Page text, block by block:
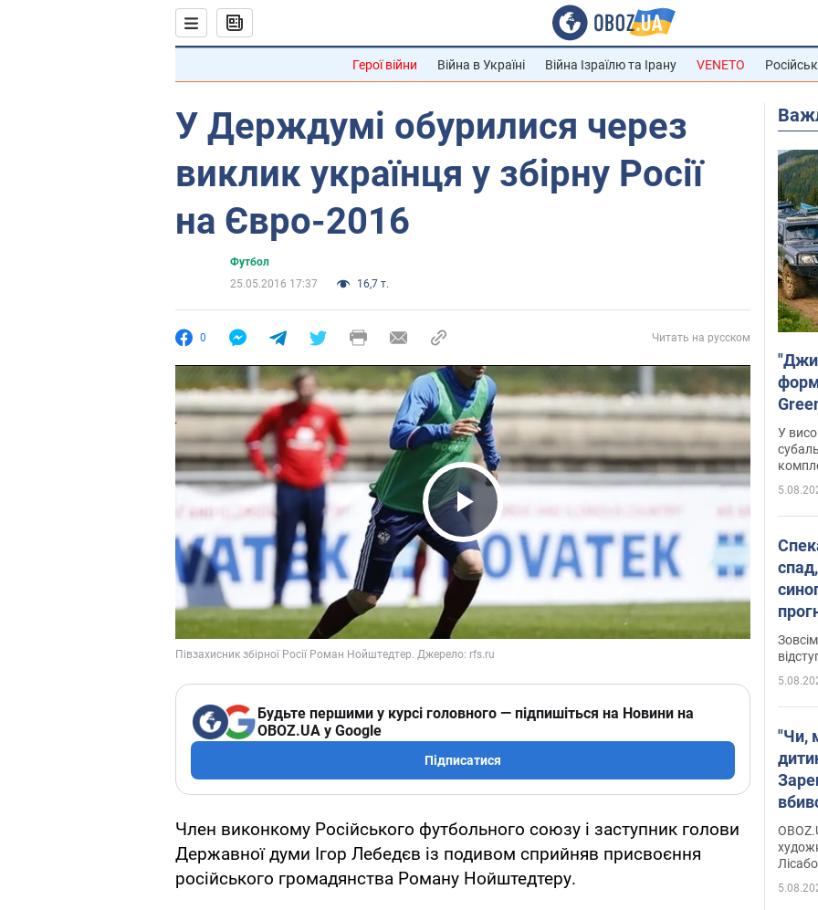
Герої війни Війна в Україні Війна Ізраїлю та Ірану VENETO
У Держдумі обурилися через
виклик українця у збірну Росії
на Євро-2016
Футбол
25.05.2016 17:37
16,7 т.
0 Читать на русском
Play Video
Будьте першими у курсі головного — підпишіться на Новини на
OBOZ.UA у Google
Підписатися
Член виконкому Російського футбольного союзу і заступник голови
Державної думи Ігор Лебедєв із подивом сприйняв присвоєння
російського громадянства Роману Нойштедтеру.
У
"Чи,
в